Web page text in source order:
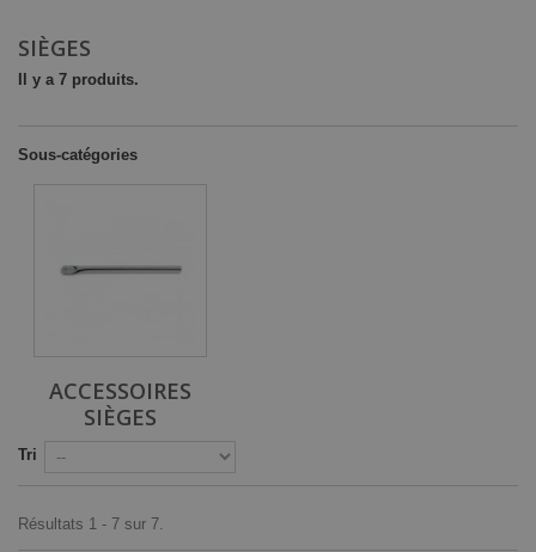
SIÈGES
Il y a 7 produits.
Sous-catégories
ACCESSOIRES
SIÈGES
Tri
Résultats 1 - 7 sur 7.